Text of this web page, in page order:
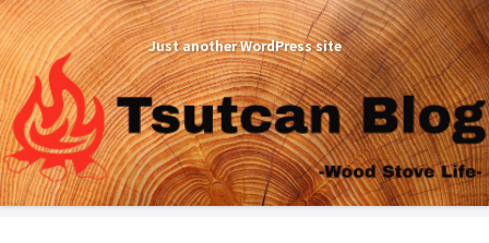
Just another WordPress site